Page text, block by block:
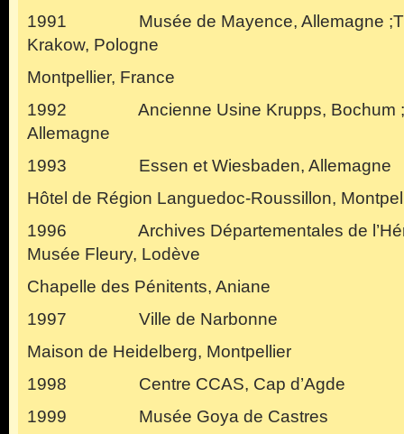
1991 Musée de Mayence, Allemagne
Krakow, Pologne
Montpellier, France
1992 Ancienne Usine Krupps, Bochum ;
Allemagne
1993 Essen et Wiesbaden, Allemagne
Hôtel de Région Languedoc-Roussillon,
1996 Archives Départementales de
Musée Fleury, Lodève
Chapelle des Pénitents, Aniane
1997 Ville de Narbonne
Maison de Heidelberg, Montpellier
1998 Centre CCAS, Cap d’Agde
1999 Musée Goya de Castres